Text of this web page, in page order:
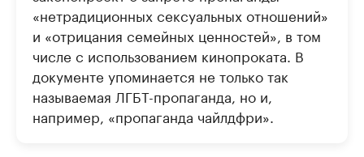
«нетрадиционных сексуальных отношений»
и «отрицания семейных ценностей», в том
числе с использованием кинопроката. В
документе упоминается не только так
называемая ЛГБТ-пропаганда, но и,
например, «пропаганда чайлдфри».